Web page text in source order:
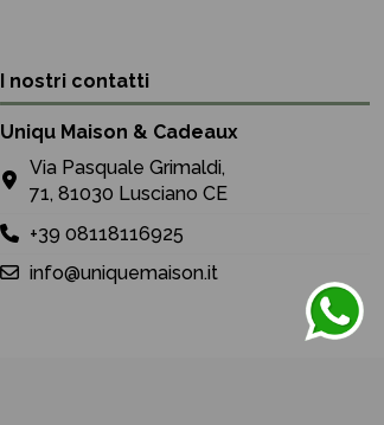
I nostri contatti
Uniqu Maison & Cadeaux
Via Pasquale Grimaldi,
71, 81030 Lusciano CE
+39 08118116925
info@uniquemaison.it